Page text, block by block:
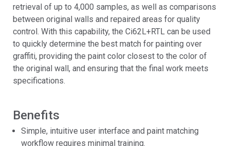
retrieval of up to 4,000 samples, as well as comparisons
between original walls and repaired areas for quality
control. With this capability, the Ci62L+RTL can be used
to quickly determine the best match for painting over
graffiti, providing the paint color closest to the color of
the original wall, and ensuring that the final work meets
specifications.
Benefits
Simple, intuitive user interface and paint matching
workflow requires minimal training.